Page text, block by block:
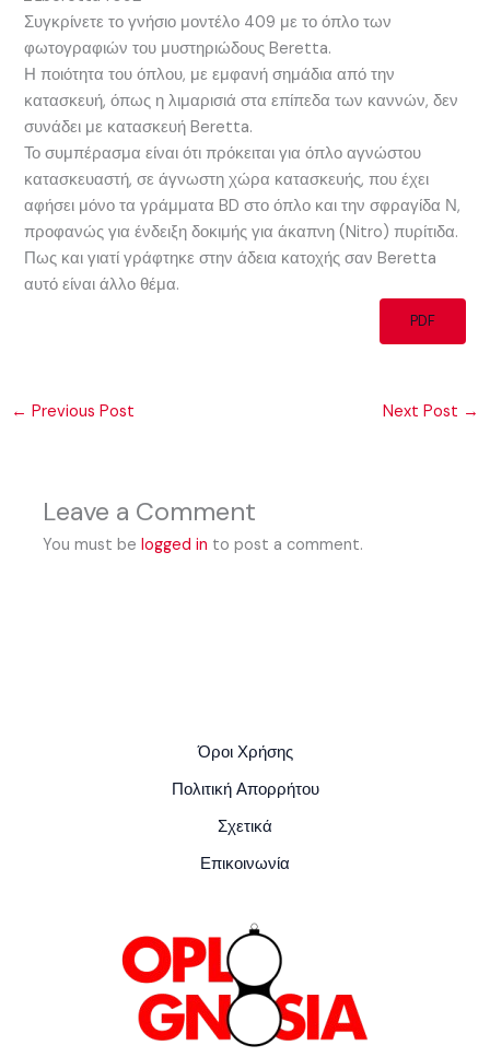
Συγκρίνετε το γνήσιο μοντέλο 409 με το όπλο των
φωτογραφιών του μυστηριώδους Beretta.
Η ποιότητα του όπλου, με εμφανή σημάδια από την
κατασκευή, όπως η λιμαρισιά στα επίπεδα των καννών, δεν
συνάδει με κατασκευή Beretta.
Το συμπέρασμα είναι ότι πρόκειται για όπλο αγνώστου
κατασκευαστή, σε άγνωστη χώρα κατασκευής, που έχει
αφήσει μόνο τα γράμματα BD στο όπλο και την σφραγίδα Ν,
προφανώς για ένδειξη δοκιμής για άκαπνη (Nitro) πυρίτιδα.
Πως και γιατί γράφτηκε στην άδεια κατοχής σαν Beretta
αυτό είναι άλλο θέμα.
PDF
← Previous Post Next Post →
Leave a Comment
You must belogged in to post a comment.
Όροι Χρήσης
Πολιτική Απορρήτου
Σχετικά
Επικοινωνία